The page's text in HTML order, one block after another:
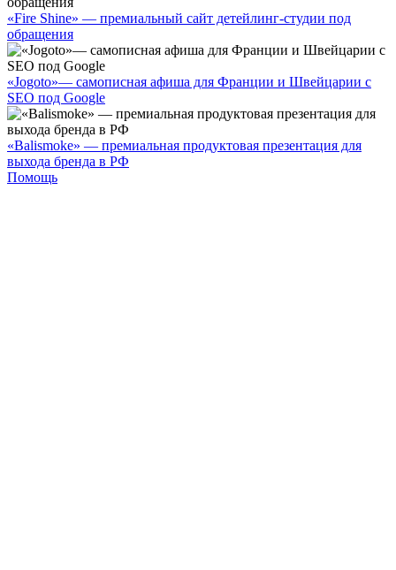
«Fire Shine» — премиальный сайт детейлинг-студии под
обращения
«Jogoto»— самописная афиша для Франции и Швейцарии с
SEO под Google
«Balismoke» — премиальная продуктовая презентация для
выхода бренда в РФ
Помощь